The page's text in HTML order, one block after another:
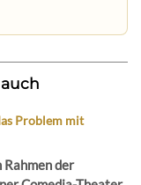
Problem mit
der